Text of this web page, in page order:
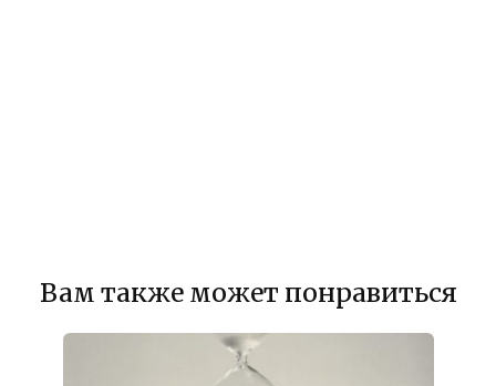
Вам также может понравиться